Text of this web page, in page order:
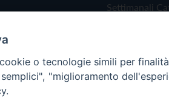
Settimanali
Privacy Policy
o tecnologie simili per
"miglioramento